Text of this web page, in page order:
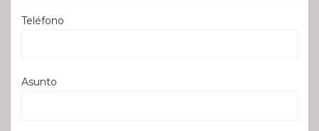
Teléfono
Asunto